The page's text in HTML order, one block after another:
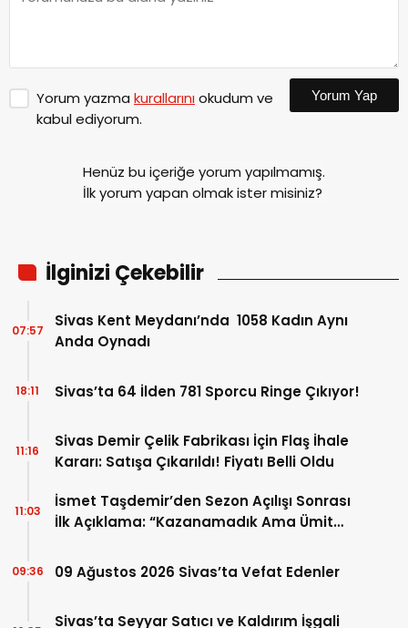
Yorum yazma kurallarınıokudum ve
kabul ediyorum.
Yorum Yap
Henüz bu içeriğe yorum yapılmamış.
İlk yorum yapan olmak ister misiniz?
İlginizi Çekebilir
Sivas Kent Meydanı’nda 1058 Kadın Aynı
Anda Oynadı
07:57
Sivas’ta 64 İlden 781 Sporcu Ringe Çıkıyor!
18:11
Sivas Demir Çelik Fabrikası İçin Flaş İhale
Kararı: Satışa Çıkarıldı! Fiyatı Belli Oldu
11:16
İsmet Taşdemir’den Sezon Açılışı Sonrası
İlk Açıklama: “Kazanamadık Ama Ümit
11:03
09 Ağustos 2026 Sivas’ta Vefat Edenler
09:36
Sivas’ta Seyyar Satıcı ve Kaldırım İşgali